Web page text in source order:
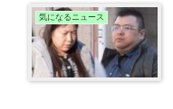
気になるニュース